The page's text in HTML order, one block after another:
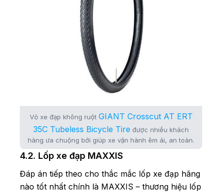
Vỏ xe đạp không ruột GIANT Crosscut AT ERT
35C Tubeless Bicycle Tire được nhiều khách
hàng ưa chuộng bởi giúp xe vận hành êm ái, an toàn.
4.2. Lốp xe đạp MAXXIS
Đáp án tiếp theo cho thắc mắc lốp xe đạp hãng
nào tốt nhất chính là MAXXIS – thương hiệu lốp